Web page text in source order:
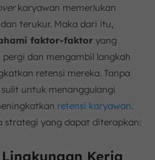
karyawan memerlukan
terukur. Maka dari itu,
faktor-faktor yang
dan mengambil langkah
retensi mereka. Tanpa
untuk menanggulangi
retensi karyawan.
strategi yang dapat diterapkan:
Kerja